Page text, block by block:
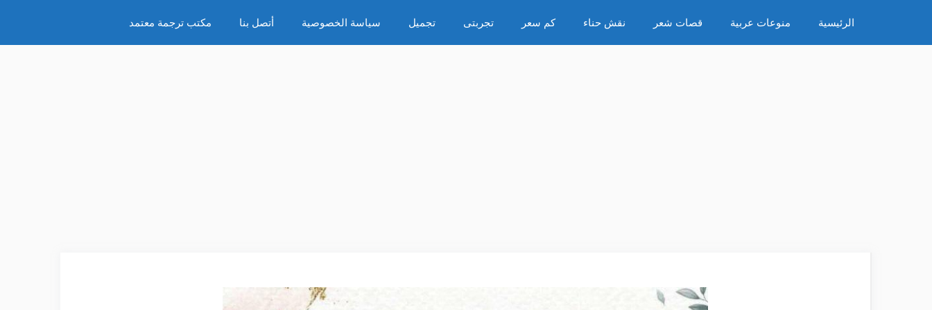
المحتوى
الرئيسية منوعات عربية قصات شعر نقش حناء كم سعر تجربتى تجميل سياسة الخصوصية أتصل بنا مكتب ترجمة معتمد